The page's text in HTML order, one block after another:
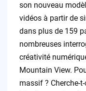
son nouveau
vidéos à partir de
dans plus de 159
nombreuses
créativité
Mountain View.
massif ? Cherche-